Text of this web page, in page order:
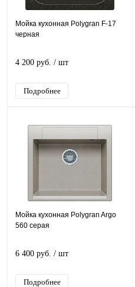
Мойка кухонная Polygran F-17
черная
4 200 руб. / шт
Подробнее
Мойка кухонная Polygran Argo
560 серая
6 400 руб. / шт
Подробнее